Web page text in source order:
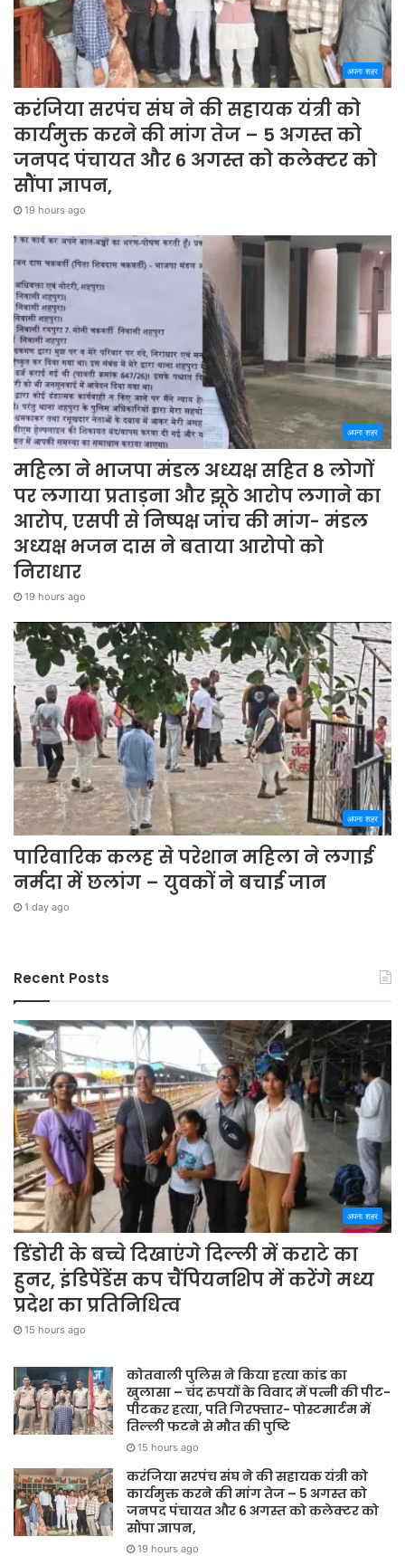
अपना शहर
करंजिया सरपंच संघ ने की सहायक यंत्री को
कार्यमुक्त करने की मांग तेज – 5 अगस्त को
जनपद पंचायत और 6 अगस्त को कलेक्टर को
सौंपा ज्ञापन,
19 hours ago
अपना शहर
महिला ने भाजपा मंडल अध्यक्ष सहित 8 लोगों
पर लगाया प्रताड़ना और झूठे आरोप लगाने का
आरोप, एसपी से निष्पक्ष जांच की मांग- मंडल
अध्यक्ष भजन दास ने बताया आरोपो को
निराधार
19 hours ago
अपना शहर
पारिवारिक कलह से परेशान महिला ने लगाई
नर्मदा में छलांग – युवकों ने बचाई जान
1 day ago
Recent Posts
अपना शहर
डिंडोरी के बच्चे दिखाएंगे दिल्ली में कराटे का
हुनर, इंडिपेंडेंस कप चैंपियनशिप में करेंगे मध्य
प्रदेश का प्रतिनिधित्व
15 hours ago
कोतवाली पुलिस ने किया हत्या कांड का
खुलासा – चंद रुपयों के विवाद में पत्नी की पीट-
पीटकर हत्या, पति गिरफ्तार- पोस्टमार्टम में
तिल्ली फटने से मौत की पुष्टि
15 hours ago
करंजिया सरपंच संघ ने की सहायक यंत्री को
कार्यमुक्त करने की मांग तेज – 5 अगस्त को
जनपद पंचायत और 6 अगस्त को कलेक्टर को
सौंपा ज्ञापन,
19 hours ago